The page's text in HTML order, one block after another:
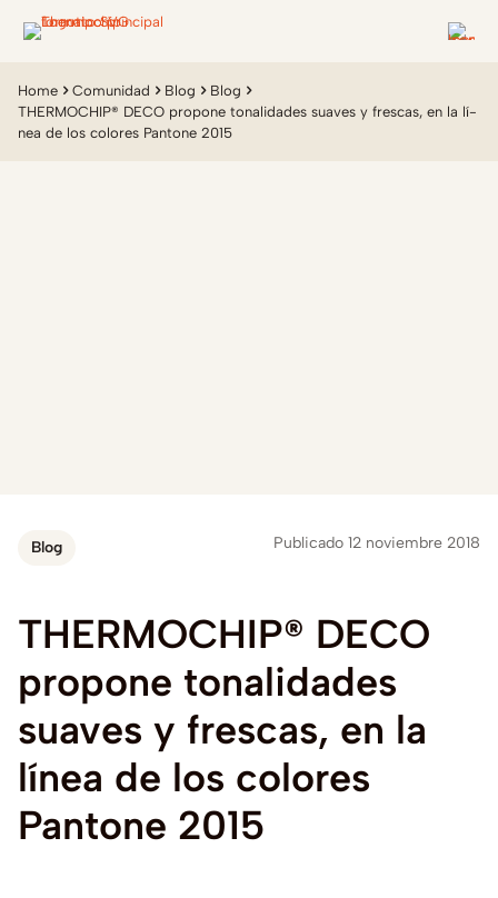
Home Comunidad Blog
Blog
THERMOCHIP® DECO propone tonalidades suaves y frescas, en la lí­
nea de los colores Pantone 2015
Blog Publicado 12 noviembre 2018
THERMOCHIP® DECO
propone tonalidades
suaves y frescas, en la
lí­nea de los colores
Pantone 2015